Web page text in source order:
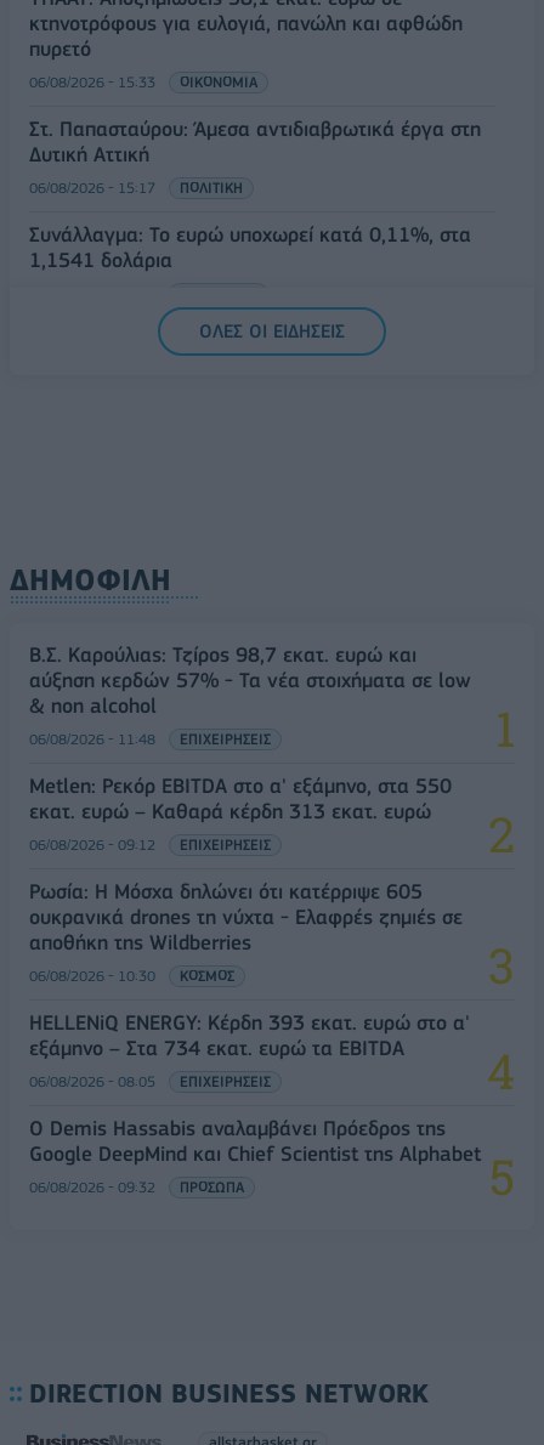
κτηνοτρόφους για ευλογιά, πανώλη και αφθώδη
πυρετό
06/08/2026 - 15:33 ΟΙΚΟΝΟΜΙΑ
Στ. Παπασταύρου: Άμεσα αντιδιαβρωτικά έργα στη
Δυτική Αττική
06/08/2026 - 15:17 ΠΟΛΙΤΙΚΗ
Συνάλλαγμα: Το ευρώ υποχωρεί κατά 0,11%, στα
1,1541 δολάρια
ΟΛΕΣ ΟΙ ΕΙΔΗΣΕΙΣ
ΔΗΜΟΦΙΛΗ
Β.Σ. Καρούλιας: Τζίρος 98,7 εκατ. ευρώ και
αύξηση κερδών 57% - Τα νέα στοιχήματα σε low
& non alcohol
06/08/2026 - 11:48 ΕΠΙΧΕΙΡΗΣΕΙΣ
Metlen: Ρεκόρ EBITDA στο α' εξάμηνο, στα 550
εκατ. ευρώ – Καθαρά κέρδη 313 εκατ. ευρώ
06/08/2026 - 09:12 ΕΠΙΧΕΙΡΗΣΕΙΣ
Ρωσία: Η Μόσχα δηλώνει ότι κατέρριψε 605
ουκρανικά drones τη νύχτα - Ελαφρές ζημιές σε
αποθήκη της Wildberries
06/08/2026 - 10:30 ΚΟΣΜΟΣ
HELLENiQ ENERGY: Κέρδη 393 εκατ. ευρώ στο α'
εξάμηνο – Στα 734 εκατ. ευρώ τα EBITDA
06/08/2026 - 08:05 ΕΠΙΧΕΙΡΗΣΕΙΣ
Ο Demis Hassabis αναλαμβάνει Πρόεδρος της
Google DeepMind και Chief Scientist της Alphabet
06/08/2026 - 09:32 ΠΡΟΣΩΠΑ
DIRECTION BUSINESS NETWORK